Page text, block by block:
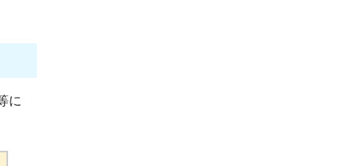
に